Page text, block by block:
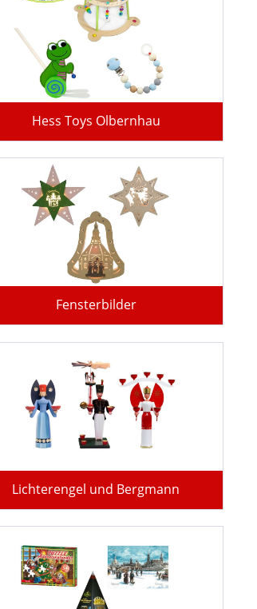
Hess Toys Olbernhau
Fensterbilder
Lichterengel und Bergmann